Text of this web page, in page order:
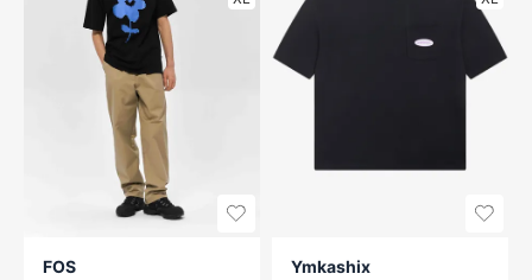
FOS
Ymkashix